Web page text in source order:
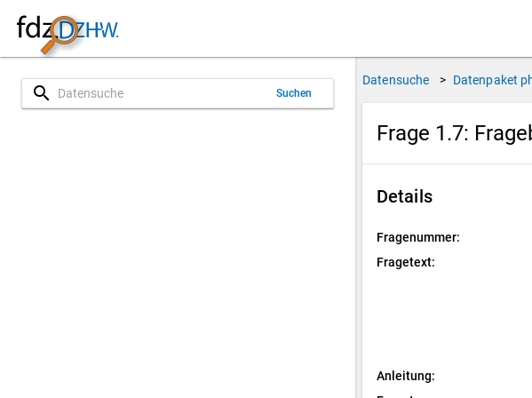
search Suchen
Datensuche > Datenpaket
Frage 1.7:
Details
Fragenummer:
Fragetext:
Anleitung: